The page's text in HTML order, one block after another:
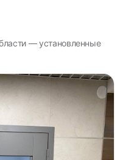
— установленные